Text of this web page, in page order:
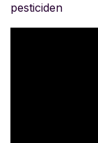
pesticiden